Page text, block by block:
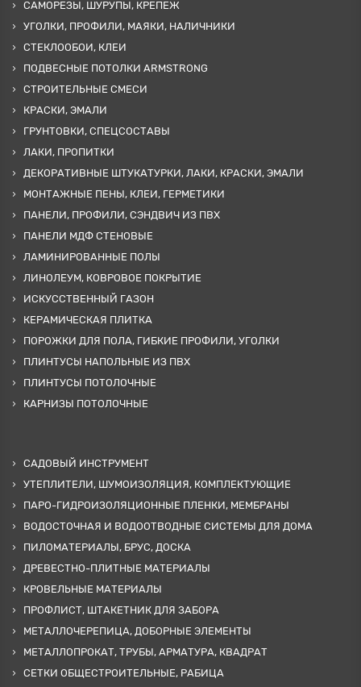
САМОРЕЗЫ, ШУРУПЫ, КРЕПЕЖ
УГОЛКИ, ПРОФИЛИ, МАЯКИ, НАЛИЧНИКИ
СТЕКЛООБОИ, КЛЕИ
ПОДВЕСНЫЕ ПОТОЛКИ ARMSTRONG
СТРОИТЕЛЬНЫЕ СМЕСИ
КРАСКИ, ЭМАЛИ
ГРУНТОВКИ, СПЕЦСОСТАВЫ
ЛАКИ, ПРОПИТКИ
ДЕКОРАТИВНЫЕ ШТУКАТУРКИ, ЛАКИ, КРАСКИ, ЭМАЛИ
МОНТАЖНЫЕ ПЕНЫ, КЛЕИ, ГЕРМЕТИКИ
ПАНЕЛИ, ПРОФИЛИ, СЭНДВИЧ ИЗ ПВХ
ПАНЕЛИ МДФ СТЕНОВЫЕ
ЛАМИНИРОВАННЫЕ ПОЛЫ
ЛИНОЛЕУМ, КОВРОВОЕ ПОКРЫТИЕ
ИСКУССТВЕННЫЙ ГАЗОН
КЕРАМИЧЕСКАЯ ПЛИТКА
ПОРОЖКИ ДЛЯ ПОЛА, ГИБКИЕ ПРОФИЛИ, УГОЛКИ
ПЛИНТУСЫ НАПОЛЬНЫЕ ИЗ ПВХ
ПЛИНТУСЫ ПОТОЛОЧНЫЕ
КАРНИЗЫ ПОТОЛОЧНЫЕ
САДОВЫЙ ИНСТРУМЕНТ
УТЕПЛИТЕЛИ, ШУМОИЗОЛЯЦИЯ, КОМПЛЕКТУЮЩИЕ
ПАРО-ГИДРОИЗОЛЯЦИОННЫЕ ПЛЕНКИ, МЕМБРАНЫ
ВОДОСТОЧНАЯ И ВОДООТВОДНЫЕ СИСТЕМЫ ДЛЯ ДОМА
ПИЛОМАТЕРИАЛЫ, БРУС, ДОСКА
ДРЕВЕСТНО-ПЛИТНЫЕ МАТЕРИАЛЫ
КРОВЕЛЬНЫЕ МАТЕРИАЛЫ
ПРОФЛИСТ, ШТАКЕТНИК ДЛЯ ЗАБОРА
МЕТАЛЛОЧЕРЕПИЦА, ДОБОРНЫЕ ЭЛЕМЕНТЫ
МЕТАЛЛОПРОКАТ, ТРУБЫ, АРМАТУРА, КВАДРАТ
СЕТКИ ОБЩЕСТРОИТЕЛЬНЫЕ, РАБИЦА